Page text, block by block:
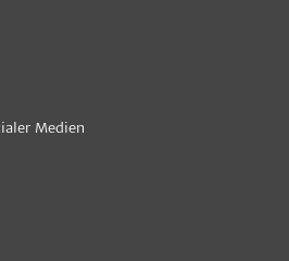
Medien